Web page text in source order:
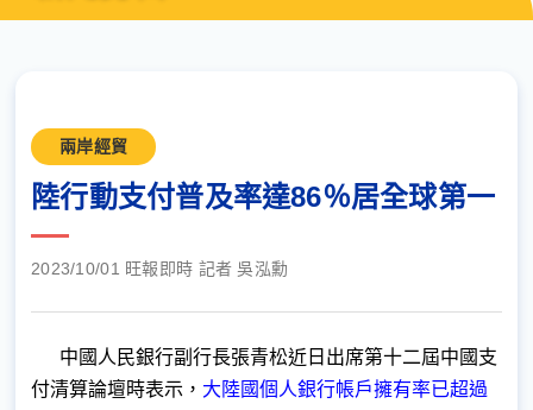
兩岸經貿
陸行動支付普及率達86％居全球第一
2023/10/01 旺報即時 記者 吳泓勳
中國人民銀行副行長張青松近日出席第十二屆中國支
付清算論壇時表示， 大陸國個人銀行帳戶擁有率已超過